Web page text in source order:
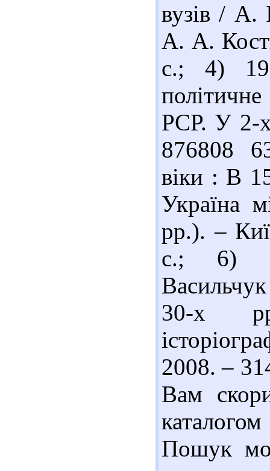
вузів / А.
А. А.
с.; 4)
РСР. У 2-
876808
віки : В
Україна
рр.). –
с.; 6)
30-х
2008. –
Вам
Пошук